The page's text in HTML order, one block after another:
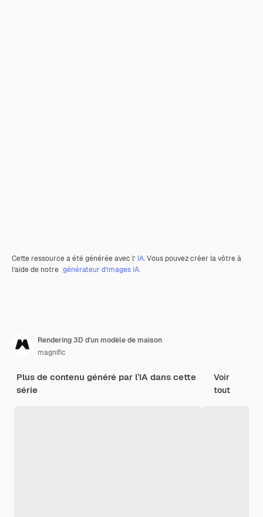
Cette ressource a été générée avec l’ IA. Vous pouvez créer la vôtre à
l’aide de notre générateur d’images IA.
Rendering 3D d'un modèle de maison
magnific
Plus de contenu généré par l’IA dans cette
série
Voir
tout